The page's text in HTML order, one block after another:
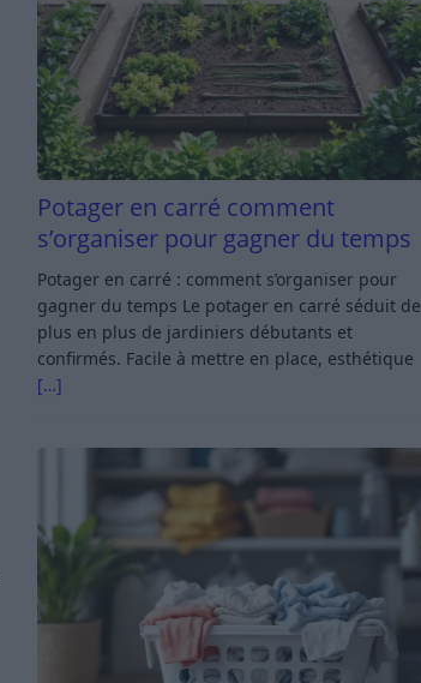
Potager en carré comment
s’organiser pour gagner du temps
Potager en carré : comment s’organiser pour
gagner du temps Le potager en carré séduit de
plus en plus de jardiniers débutants et
confirmés. Facile à mettre en place, esthétique
[…]